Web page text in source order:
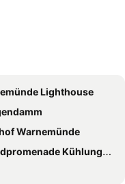
Lighthouse
Warnemünde
Kühlungsborn